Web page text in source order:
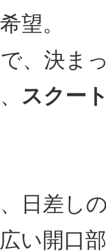
望。
、決ま
スクー
日差し
い開口